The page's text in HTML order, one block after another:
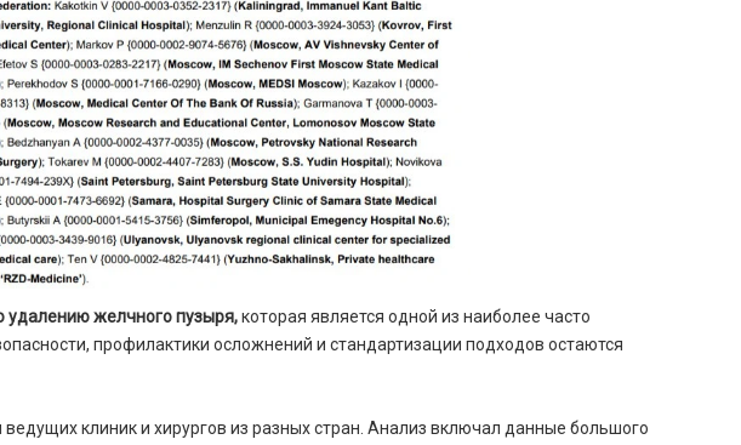
удалению желчного пузыря,которая является одной из наиболее часто
профилактики осложнений и стандартизации подходов остаются
клиник и хирургов из разных стран. Анализ включал данные большого